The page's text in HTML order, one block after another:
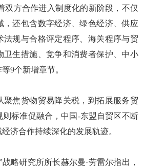
双方合作进入制度化的新阶段，不仅
，还包含数字经济、绿色经济、供应
法规与合格评定程序、海关程序与贸
卫生措施、竞争和消费者保护、中小
9个新增章节。
焦货物贸易降关税，到拓展服务贸
标准促融合，中国-东盟自贸区不断
济合作持续深化的发展轨迹。
研究所所长赫尔曼·劳雷尔指出，